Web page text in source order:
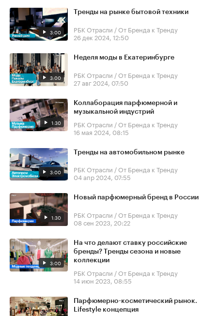
3:00
Тренды на рынке бытовой техники
РБК Отрасли / От Бренда к Тренду
26 дек 2024, 12:50
3:00
Неделя моды в Екатеринбурге
РБК Отрасли / От Бренда к Тренду
27 авг 2024, 07:50
1:30
Коллаборация парфюмерной и
музыкальной индустрий
РБК Отрасли / От Бренда к Тренду
16 мая 2024, 08:15
3:00
Тренды на автомобильном рынке
РБК Отрасли / От Бренда к Тренду
04 апр 2024, 07:55
1:30
Новый парфюмерный бренд в России
РБК Отрасли / От Бренда к Тренду
08 сен 2023, 20:22
3:00
На что делают ставку российские
бренды? Тренды сезона и новые
коллекции
РБК Отрасли / От Бренда к Тренду
14 июн 2023, 08:55
Парфюмерно-косметический рынок.
Lifestyle концепция